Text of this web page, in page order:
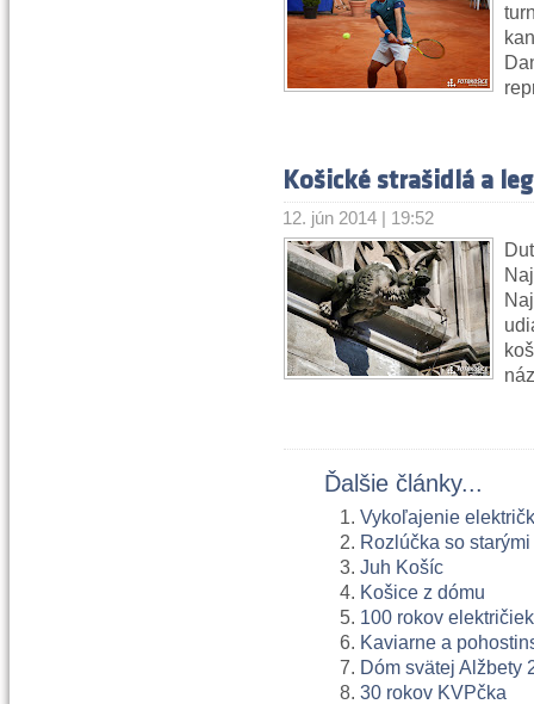
Košické strašidlá a
12. jún 2014 | 19:52
Ďalšie články...
Vykoľajenie
Rozlúčka so
Juh Košíc
Košice z dómu
100 rokov
Kaviarne a
Dóm svätej Alžbety
30 rokov KVPčka